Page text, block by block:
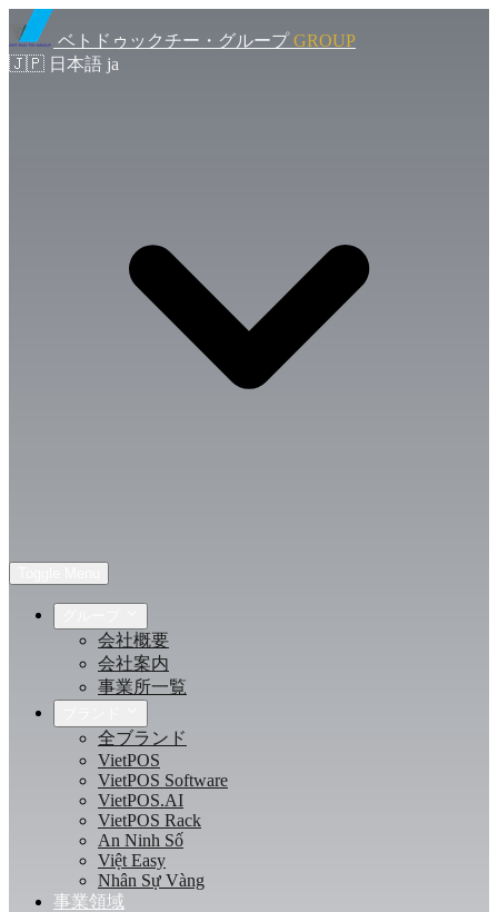
ベトドゥックチー・グループGROUP
🇯🇵 日本語 ja
会社概要
会社案内
事業所一覧
全ブランド
VietPOS
VietPOS Software
VietPOS.AI
VietPOS Rack
An Ninh Số
Việt Easy
Nhân Sự Vàng
事業領域